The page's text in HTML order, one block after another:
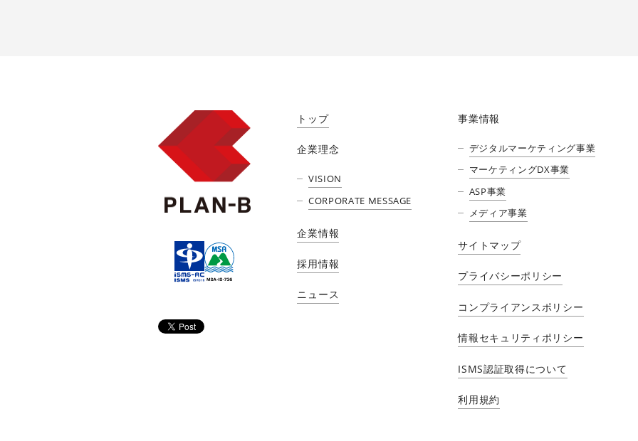
トップ
企業理念
VISION
CORPORATE MESSAGE
企業情報
採用情報
ニュース
事業情報
デジタルマーケティング事業
マーケティングDX事業
ASP事業
メディア事業​
サイトマップ
プライバシーポリシー
コンプライアンスポリシー
情報セキュリティポリシー
ISMS認証取得について
利用規約